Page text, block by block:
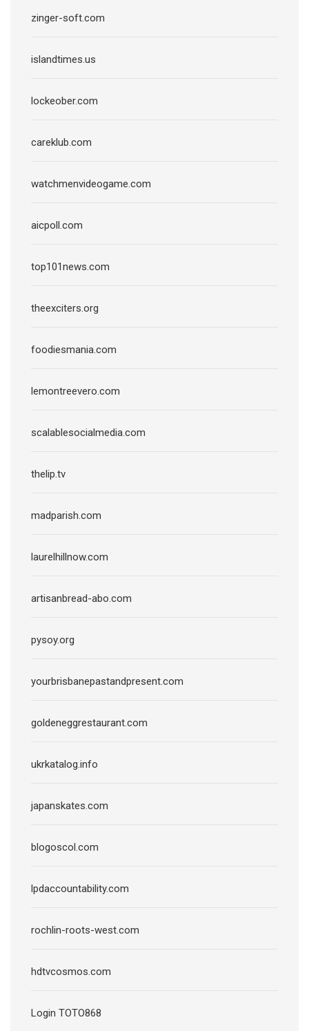
zinger-soft.com
islandtimes.us
lockeober.com
careklub.com
watchmenvideogame.com
aicpoll.com
top101news.com
theexciters.org
foodiesmania.com
lemontreevero.com
scalablesocialmedia.com
thelip.tv
madparish.com
laurelhillnow.com
artisanbread-abo.com
pysoy.org
yourbrisbanepastandpresent.com
goldeneggrestaurant.com
ukrkatalog.info
japanskates.com
blogoscol.com
lpdaccountability.com
rochlin-roots-west.com
hdtvcosmos.com
Login TOTO868